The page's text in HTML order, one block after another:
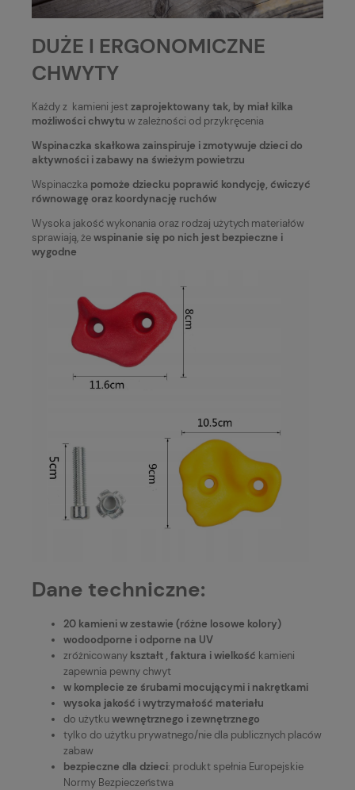
DUŻE I ERGONOMICZNE
CHWYTY
Każdy z kamieni jestzaprojektowany tak, by miał kilka
możliwości chwytu w zależności od przykręcenia
Wspinaczka skałkowa zainspiruje i zmotywuje dzieci do
aktywności i zabawy na świeżym powietrzu
Wspinaczka pomoże dziecku poprawić kondycję, ćwiczyć
równowagę oraz koordynację ruchów
Wysoka jakość wykonania oraz rodzaj użytych materiałów
sprawiają, żewspinanie się po nich jest bezpieczne i
wygodne
Dane techniczne:
20 kamieni w zestawie (różne losowe kolory)
wodoodporne i odporne na UV
zróżnicowany kształt , faktura i wielkość kamieni
zapewnia pewny chwyt
w komplecie ze śrubami mocującymi i nakrętkami
wysoka jakość i wytrzymałość materiału
do użytkuwewnętrznego i zewnętrznego
tylko do użytku prywatnego/nie dla publicznych placów
zabaw
bezpieczne dla dzieci: produkt spełnia Europejskie
Normy Bezpieczeństwa